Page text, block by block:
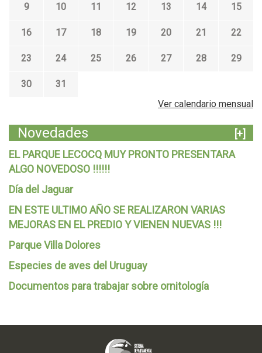
9 10 11 12 13 14 15
16 17 18 19 20 21 22
23 24 25 26 27 28 29
30
31
Ver calendario mensual
Novedades
[+]
EL PARQUE LECOCQ MUY PRONTO PRESENTARA
ALGO NOVEDOSO !!!!!!
Día del Jaguar
EN ESTE ULTIMO AÑO SE REALIZARON VARIAS
MEJORAS EN EL PREDIO Y VIENEN NUEVAS !!!
Parque Villa Dolores
Especies de aves del Uruguay
Documentos para trabajar sobre ornitología